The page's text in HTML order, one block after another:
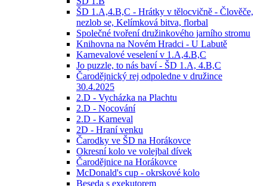
ŠD 1.A,4.B,C - Hrátky v tělocvičně - Člověče,
nezlob se, Kelímková bitva, florbal
Společné tvoření družinkového jarního stromu
Knihovna na Novém Hradci - U Labutě
Karnevalové veselení v 1.A,4.B,C
Jo puzzle, to nás baví - ŠD 1.A, 4.B,C
Čarodějnický rej odpoledne v družince
30.4.2025
2.D - Vycházka na Plachtu
2.D - Nocování
2.D - Karneval
2D - Hraní venku
Čarodky ve ŠD na Horákovce
Okresní kolo ve volejbal dívek
Čarodějnice na Horákovce
McDonald's cup - okrskové kolo
Beseda s exekutorem